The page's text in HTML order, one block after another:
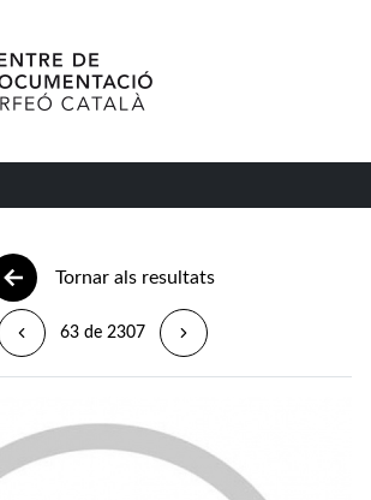
Tornar als resultats
63 de 2307